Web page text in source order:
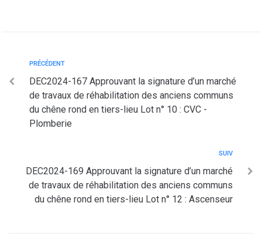
PRÉCÉDENT
DEC2024-167 Approuvant la signature d’un marché
de travaux de réhabilitation des anciens communs
du chêne rond en tiers-lieu Lot n° 10 : CVC -
Plomberie
SUIV
DEC2024-169 Approuvant la signature d’un marché
de travaux de réhabilitation des anciens communs
du chêne rond en tiers-lieu Lot n° 12 : Ascenseur